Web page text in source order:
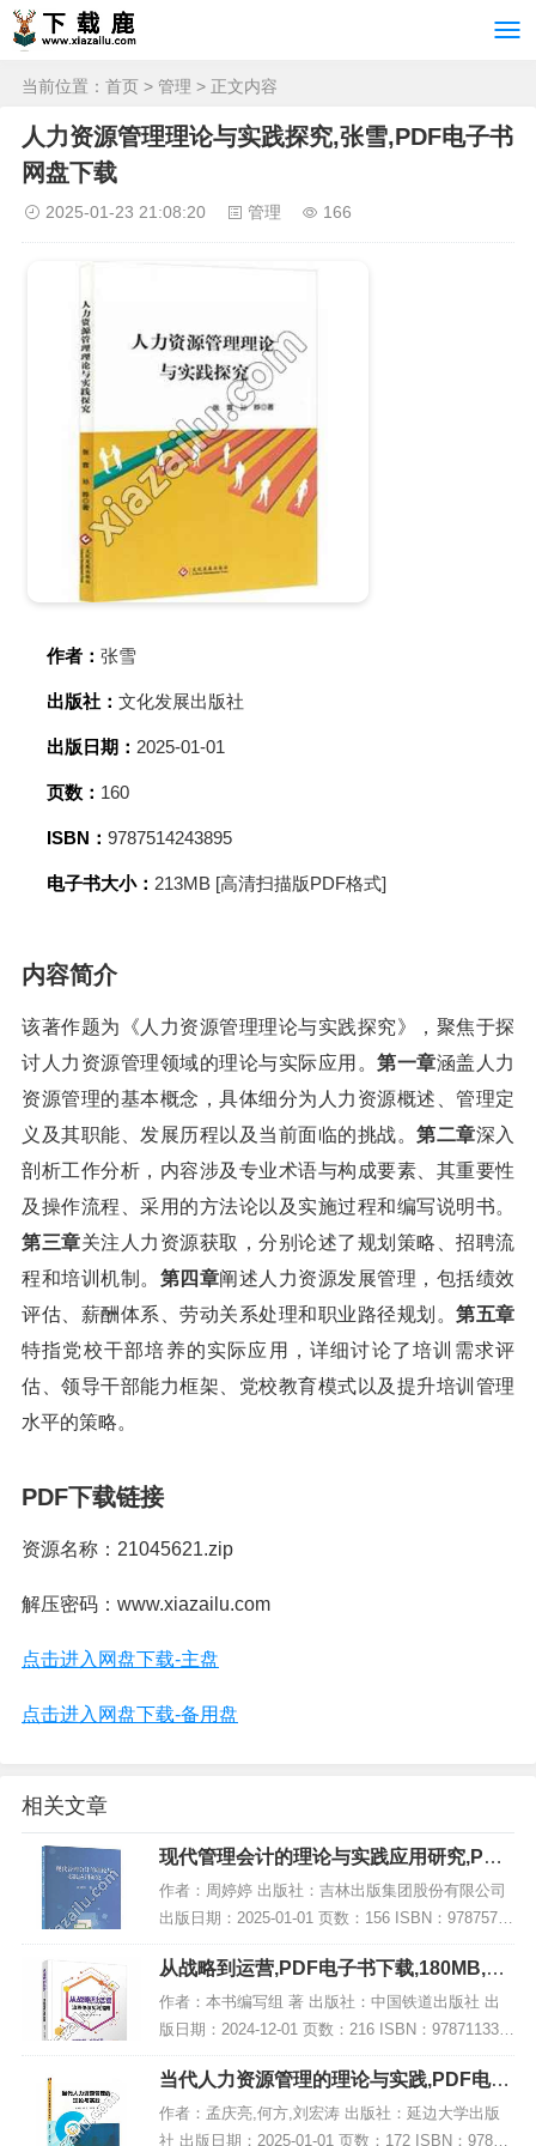
当前位置： 首页 > 管理 > 正文内容
人力资源管理理论与实践探究,张雪,PDF电子书
网盘下载
2025-01-23 21:08:20 管理 166
作者： 张雪
出版社： 文化发展出版社
出版日期： 2025-01-01
页数： 160
ISBN： 9787514243895
电子书大小： 213MB [高清扫描版PDF格式]
内容简介
该著作题为《人力资源管理理论与实践探究》，聚焦于探
讨人力资源管理领域的理论与实际应用。 第一章涵盖人力
资源管理的基本概念，具体细分为人力资源概述、管理定
义及其职能、发展历程以及当前面临的挑战。 第二章深入
剖析工作分析，内容涉及专业术语与构成要素、其重要性
及操作流程、采用的方法论以及实施过程和编写说明书。
第三章关注人力资源获取，分别论述了规划策略、招聘流
程和培训机制。 第四章阐述人力资源发展管理，包括绩效
评估、薪酬体系、劳动关系处理和职业路径规划。 第五章
特指党校干部培养的实际应用，详细讨论了培训需求评
估、领导干部能力框架、党校教育模式以及提升培训管理
水平的策略。
PDF下载链接
资源名称：21045621.zip
解压密码：www.xiazailu.com
点击进入网盘下载-主盘
点击进入网盘下载-备用盘
相关文章
现代管理会计的理论与实践应用研究,PDF
电子书下载
作者：周婷婷 出版社：吉林出版集团股份有限公司
出版日期：2025-01-01 页数：156 ISBN：97875731
50196 电子书大小：219MB [高清扫描版PDF格式]
内容简介...
从战略到运营,PDF电子书下载,180MB,网
盘资源
作者：本书编写组 著 出版社：中国铁道出版社 出
版日期：2024-12-01 页数：216 ISBN：978711331
4774 电子书大小：180MB [高清扫描版PDF格式] 内
容简介...
当代人力资源管理的理论与实践,PDF电子
书网盘下载
作者：孟庆亮,何方,刘宏涛 出版社：延边大学出版
社 出版日期：2025-01-01 页数：172 ISBN：97872